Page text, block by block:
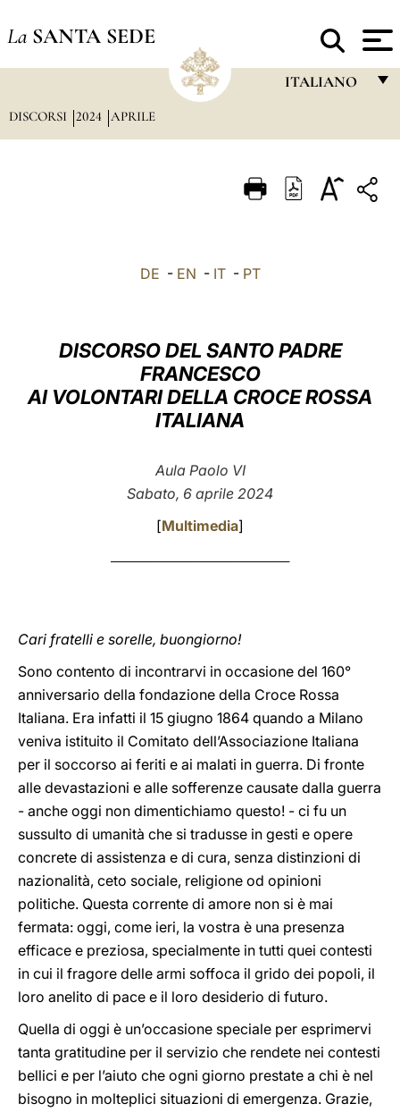
La SANTA SEDE
ITALIANO
ITALIANO
العربيّة
中文
DISCORSI 2024 APRILE
DE - EN - IT- PT
DISCORSO DEL SANTO PADRE
FRANCESCO
AI VOLONTARI DELLA CROCE ROSSA
ITALIANA
Aula Paolo VI
Sabato, 6 aprile 2024
[Multimedia]
Cari fratelli e sorelle, buongiorno!
Sono contento di incontrarvi in occasione del 160°
anniversario della fondazione della Croce Rossa
Italiana. Era infatti il 15 giugno 1864 quando a Milano
veniva istituito il Comitato dell’Associazione Italiana
per il soccorso ai feriti e ai malati in guerra. Di fronte
alle devastazioni e alle sofferenze causate dalla guerra
- anche oggi non dimentichiamo questo! - ci fu un
sussulto di umanità che si tradusse in gesti e opere
concrete di assistenza e di cura, senza distinzioni di
nazionalità, ceto sociale, religione od opinioni
politiche. Questa corrente di amore non si è mai
fermata: oggi, come ieri, la vostra è una presenza
efficace e preziosa, specialmente in tutti quei contesti
in cui il fragore delle armi soffoca il grido dei popoli, il
loro anelito di pace e il loro desiderio di futuro.
Quella di oggi è un’occasione speciale per esprimervi
tanta gratitudine per il servizio che rendete nei contesti
bellici e per l’aiuto che ogni giorno prestate a chi è nel
bisogno in molteplici situazioni di emergenza. Grazie,